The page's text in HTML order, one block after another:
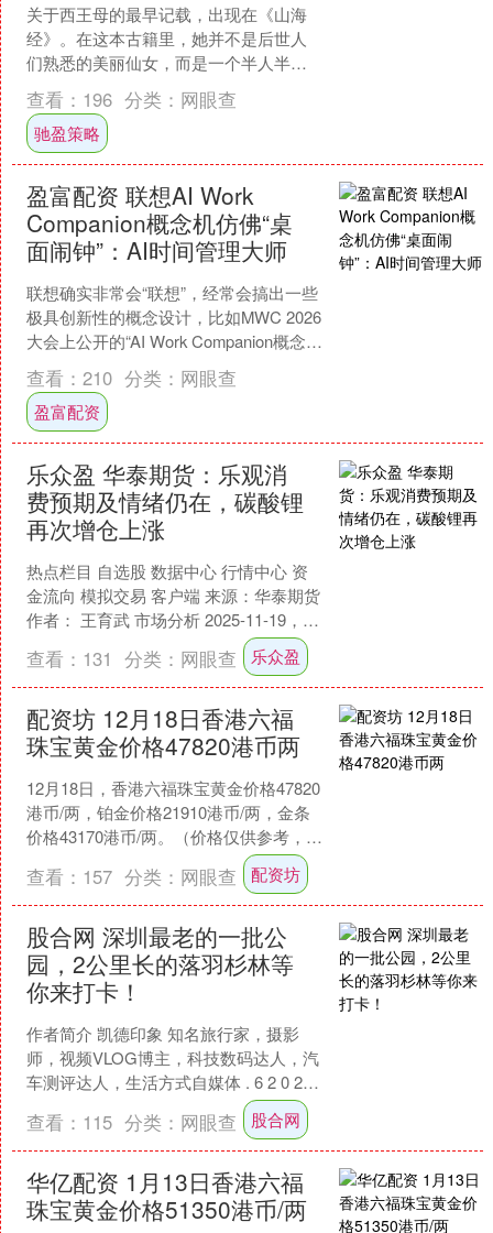
关于西王母的最早记载，出现在《山海
经》。在这本古籍里，她并不是后世人
们熟悉的美丽仙女，而是一个半人半兽
的形象：长着豹尾虎齿，头发蓬乱，还
擅长发出尖锐的嚎叫，仿佛....
查看： 196 分类： 网眼查
驰盈策略
盈富配资 联想AI Work
Companion概念机仿佛“桌
面闹钟”：AI时间管理大师
联想确实非常会“联想”，经常会搞出一些
极具创新性的概念设计，比如MWC 2026
大会上公开的“AI Work Companion概念
机”。 乍一看，它就是个“桌....
查看： 210 分类： 网眼查
盈富配资
乐众盈 华泰期货：乐观消
费预期及情绪仍在，碳酸锂
再次增仓上涨
热点栏目 自选股 数据中心 行情中心 资
金流向 模拟交易 客户端 来源：华泰期货
作者： 王育武 市场分析 2025-11-19，碳
查看： 131 分类： 网眼查 乐众盈
配资坊 12月18日香港六福
珠宝黄金价格47820港币两
12月18日，香港六福珠宝黄金价格47820
港币/两，铂金价格21910港币/两，金条
价格43170港币/两。（价格仅供参考，以
门店实际为准）同日上海黄金交易所....
查看： 157 分类： 网眼查 配资坊
股合网 深圳最老的一批公
园，2公里长的落羽杉林等
你来打卡！
作者简介 凯德印象 知名旅行家，摄影
师，视频VLOG博主，科技数码达人，汽
车测评达人，生活方式自媒体 . 6 2 0 2
逛公园 展开剩余93% 还得看深圳 今....
查看： 115 分类： 网眼查 股合网
华亿配资 1月13日香港六福
珠宝黄金价格51350港币/两